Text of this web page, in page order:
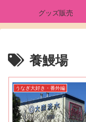
グッズ販売
養鰻場
うなぎ大好き・番外編